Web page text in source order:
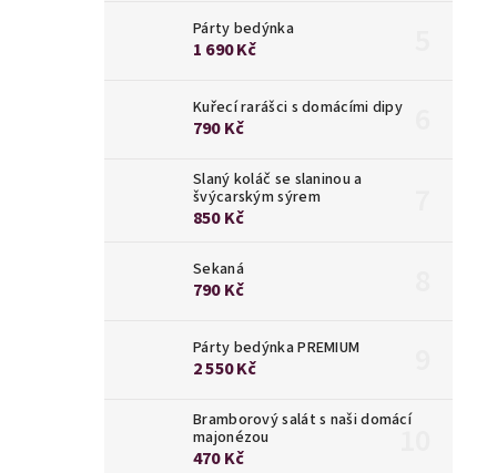
Párty bedýnka
1 690 Kč
Kuřecí rarášci s domácími dipy
790 Kč
Slaný koláč se slaninou a
švýcarským sýrem
850 Kč
Sekaná
790 Kč
Párty bedýnka PREMIUM
2 550 Kč
Bramborový salát s naši domácí
majonézou
470 Kč